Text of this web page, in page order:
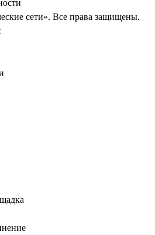
сети». Все права защищены.